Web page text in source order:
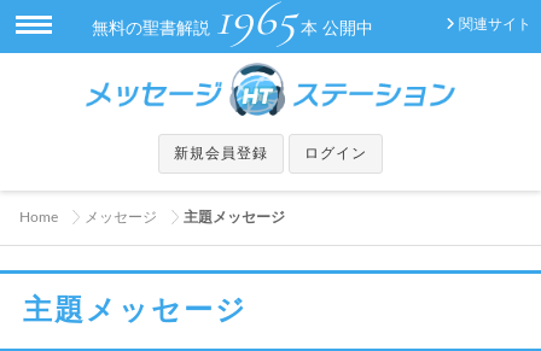
関連サイト
無料の聖書解説 1965 本 公開中
新規会員登録 ログイン
Home メッセージ 主題メッセージ
主題メッセージ